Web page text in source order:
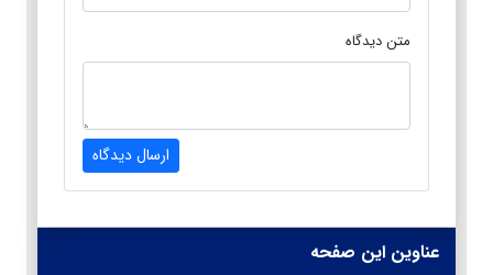
متن دیدگاه
ارسال دیدگاه
عناوین این صفحه